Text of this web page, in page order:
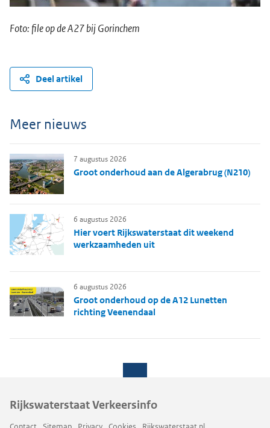
Foto: file op de A27 bij Gorinchem
Deel artikel
Meer nieuws
Groot onderhoud aan de Algerabrug (N210)
7 augustus 2026
Hier voert Rijkswaterstaat dit weekend
werkzaamheden uit
6 augustus 2026
Groot onderhoud op de A12 Lunetten
richting Veenendaal
6 augustus 2026
Rijkswaterstaat Verkeersinfo